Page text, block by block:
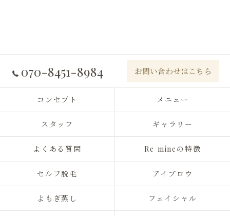
070-8451-8984 お問い合わせはこちら
コンセプト メニュー
スタッフ ギャラリー
よくある質問 Re mineの特徴
セルフ脱毛 アイブロウ
よもぎ蒸し フェイシャル